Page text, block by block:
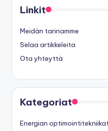
Linkit
Meidän tarinamme
Selaa artikkeleita
Ota yhteyttä
Kategoriat
Energian